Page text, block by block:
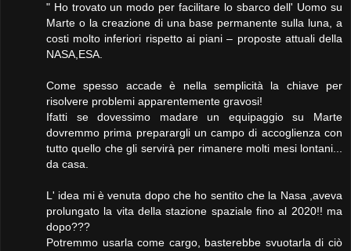
" Ho trovato un modo per facilitare lo sbarco dell' Uomo su
Marte o la creazione di una base permanente sulla luna, a
costi molto inferiori rispetto ai piani – proposte attuali della
NASA,ESA.
Come spesso accade è nella semplicità la chiave per
risolvere problemi apparentemente gravosi!
Ifatti se dovessimo madare un equipaggio su Marte
dovremmo prima preparargli un campo di accoglienza con
tutto quello che gli servirà per rimanere molti mesi lontani...
da casa.
L' idea mi è venuta dopo che ho sentito che la Nasa ,aveva
prolungato la vita della stazione spaziale fino al 2020!! ma
dopo???
Potremmo usarla come cargo, basterebbe svuotarla di ciò